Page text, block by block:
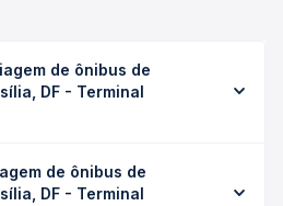
de ônibus de
DF - Terminal
em média 22h 35min, podendo
o tipo de serviço (convencional,
de ônibus de
DF - Terminal